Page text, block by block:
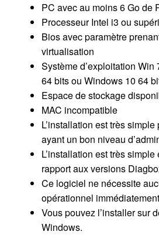
PC avec au moins 6 Go de
Processeur Intel i3 ou
Bios avec paramètre
virtualisation
Système d’exploitation
64 bits ou Windows 10 64
Espace de stockage
MAC incompatible
L’installation est très
ayant un bon niveau
L’installation est très
rapport aux versions
Ce logiciel ne nécessite
opérationnel
Vous pouvez l’installer sur
Windows.